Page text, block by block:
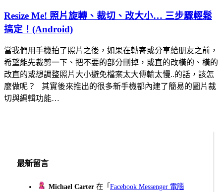
Resize Me! 照片旋轉、裁切、改大小… 三步驟輕鬆
搞定！(Android)
當我們用手機拍了照片之後，如果在轉寄或分享給朋友之前，
希望能先裁剪一下、把不要的部分刪掉，或直的改橫的、橫的
改直的或想調整照片大小避免檔案太大傳輸太慢..的話，該怎
麼做呢？ 其實後來推出的很多新手機都內建了簡易的圖片裁
切與編輯功能…
最新留言
Michael Carter 在「Facebook Messenger 電腦